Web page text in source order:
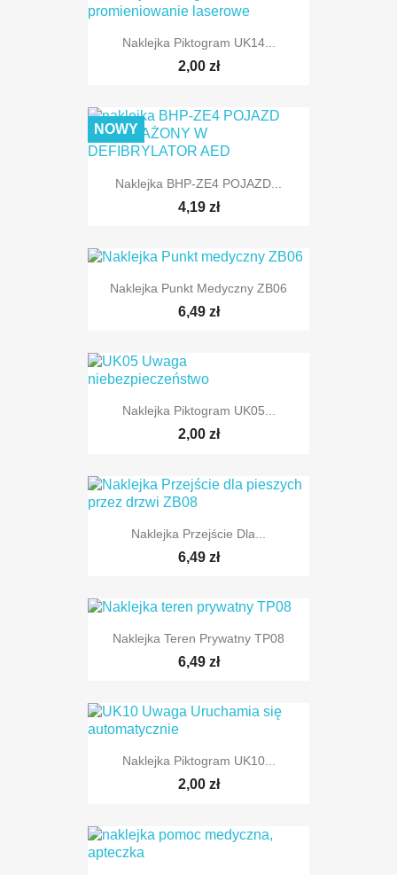
Naklejka Piktogram UK14...
2,00 zł
Naklejka BHP-ZE4 POJAZD...
4,19 zł
NOWY
Naklejka Punkt Medyczny ZB06
6,49 zł
Naklejka Piktogram UK05...
2,00 zł
Naklejka Przejście Dla...
6,49 zł
Naklejka Teren Prywatny TP08
6,49 zł
Naklejka Piktogram UK10...
2,00 zł